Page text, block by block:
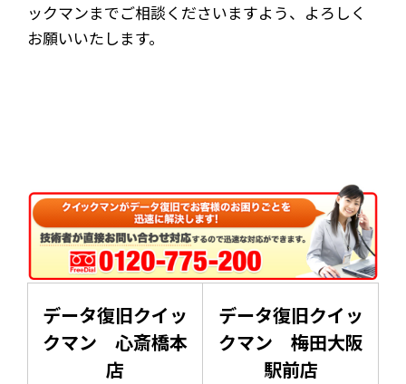
ックマンまでご相談くださいますよう、よろしく
お願いいたします。
データ復旧クイッ
クマン 心斎橋本
店
データ復旧クイッ
クマン 梅田大阪
駅前店